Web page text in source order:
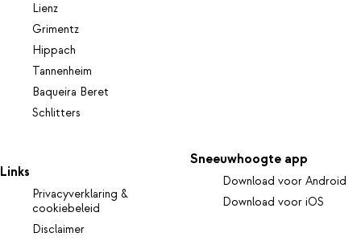
Lienz
Grimentz
Hippach
Tannenheim
Baqueira Beret
Schlitters
Links
Privacyverklaring &
cookiebeleid
Disclaimer
Sneeuwhoogte app
Download voor Android
Download voor iOS